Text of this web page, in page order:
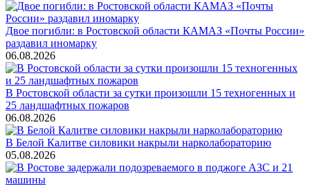
Двое погибли: в Ростовской области КАМАЗ «Почты России»
раздавил иномарку
06.08.2026
В Ростовской области за сутки произошли 15 техногенных и
25 ландшафтных пожаров
06.08.2026
В Белой Калитве силовики накрыли нарколабораторию
05.08.2026